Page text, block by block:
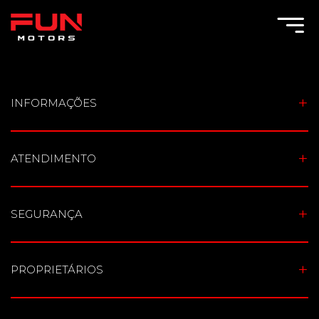
Toggle Menu
INFORMAÇÕES
ATENDIMENTO
SEGURANÇA
PROPRIETÁRIOS